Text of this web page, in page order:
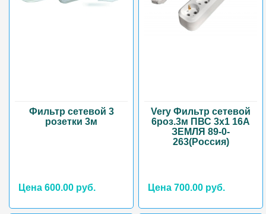
Фильтр сетевой 3
розетки 3м
Цена 600.00 руб.
Very Фильтр сетевой
6роз.3м ПВС 3х1 16А
ЗЕМЛЯ 89-0-
263(Россия)
Цена 700.00 руб.